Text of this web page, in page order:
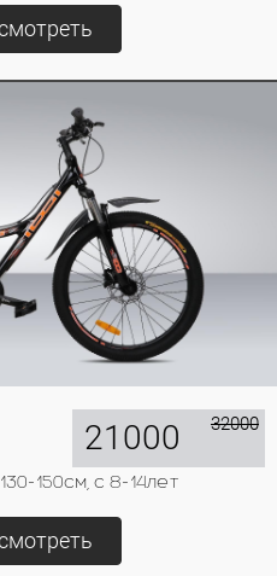
150см, с 8-14лет
21000 32000